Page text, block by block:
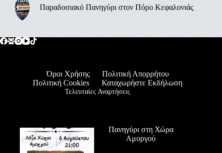
Παραδοσιακό Πανηγύρι στον Πόρο Κεφαλονιάς
Όροι Χρήσης
Πολιτική Απορρήτου
Πολιτική Cookies
Καταχωρήστε Εκδήλωση
Τελευταίες Αναρτήσεις
Πανηγύρι στη Χώρα
Αμοργού